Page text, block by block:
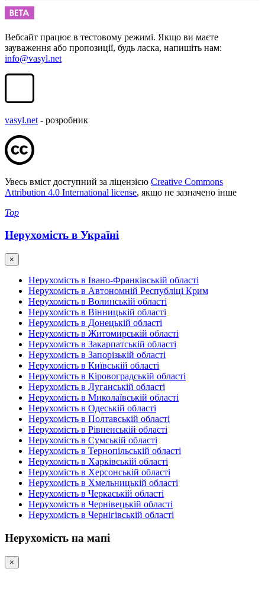
Вебсайт працює в тестовому режимі. Якщо ви маєте
зауваження або пропозиції, будь ласка, напишіть нам:
info@vasyl.net
vasyl.net - розробник
Увесь вміст доступний за ліцензією Creative Commons
Attribution 4.0 International license, якщо не зазначено інше
Top
Нерухомість в Україні
×
Нерухомість в Івано-Франківській області
Нерухомість в Автономній Республіці Крим
Нерухомість в Волинській області
Нерухомість в Вінницькій області
Нерухомість в Донецькій області
Нерухомість в Житомирській області
Нерухомість в Закарпатській області
Нерухомість в Запорізькій області
Нерухомість в Київській області
Нерухомість в Кіровоградській області
Нерухомість в Луганській області
Нерухомість в Миколаївській області
Нерухомість в Одеській області
Нерухомість в Полтавській області
Нерухомість в Рівненській області
Нерухомість в Сумській області
Нерухомість в Тернопільській області
Нерухомість в Харківській області
Нерухомість в Херсонській області
Нерухомість в Хмельницькій області
Нерухомість в Черкаській області
Нерухомість в Чернівецькій області
Нерухомість в Чернігівській області
Нерухомість на мапі
×